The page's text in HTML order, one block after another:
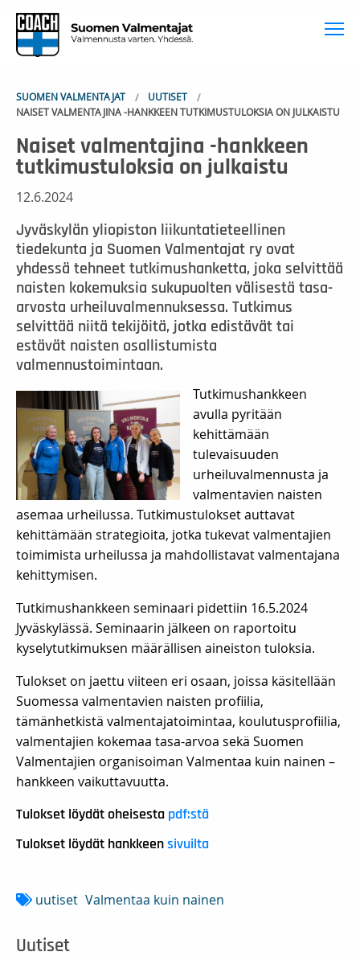
SUOMEN VALMENTAJAT
UUTISET
NAISET VALMENTAJINA -HANKKEEN TUTKIMUSTULOKSIA ON JULKAISTU
Naiset valmentajina -hankkeen
tutkimustuloksia on julkaistu
12.6.2024
Jyväskylän yliopiston liikuntatieteellinen
tiedekunta ja Suomen Valmentajat ry ovat
yhdessä tehneet tutkimushanketta, joka selvittää
naisten kokemuksia sukupuolten välisestä tasa-
arvosta urheiluvalmennuksessa. Tutkimus
selvittää niitä tekijöitä, jotka edistävät tai
estävät naisten osallistumista
valmennustoimintaan.
Tutkimushankkeen
avulla pyritään
kehittämään
tulevaisuuden
urheiluvalmennusta ja
valmentavien naisten
asemaa urheilussa. Tutkimustulokset auttavat
kehittämään strategioita, jotka tukevat valmentajien
toimimista urheilussa ja mahdollistavat valmentajana
kehittymisen.
Tutkimushankkeen seminaari pidettiin 16.5.2024
Jyväskylässä. Seminaarin jälkeen on raportoitu
kyselytutkimuksen määrällisen aineiston tuloksia.
Tulokset on jaettu viiteen eri osaan, joissa käsitellään
Suomessa valmentavien naisten profiilia,
tämänhetkistä valmentajatoimintaa, koulutusprofiilia,
valmentajien kokemaa tasa-arvoa sekä Suomen
Valmentajien organisoiman Valmentaa kuin nainen –
hankkeen vaikuttavuutta.
Tulokset löydät oheisesta pdf:stä
Tulokset löydät hankkeen sivuilta
uutiset Valmentaa kuin nainen
Uutiset